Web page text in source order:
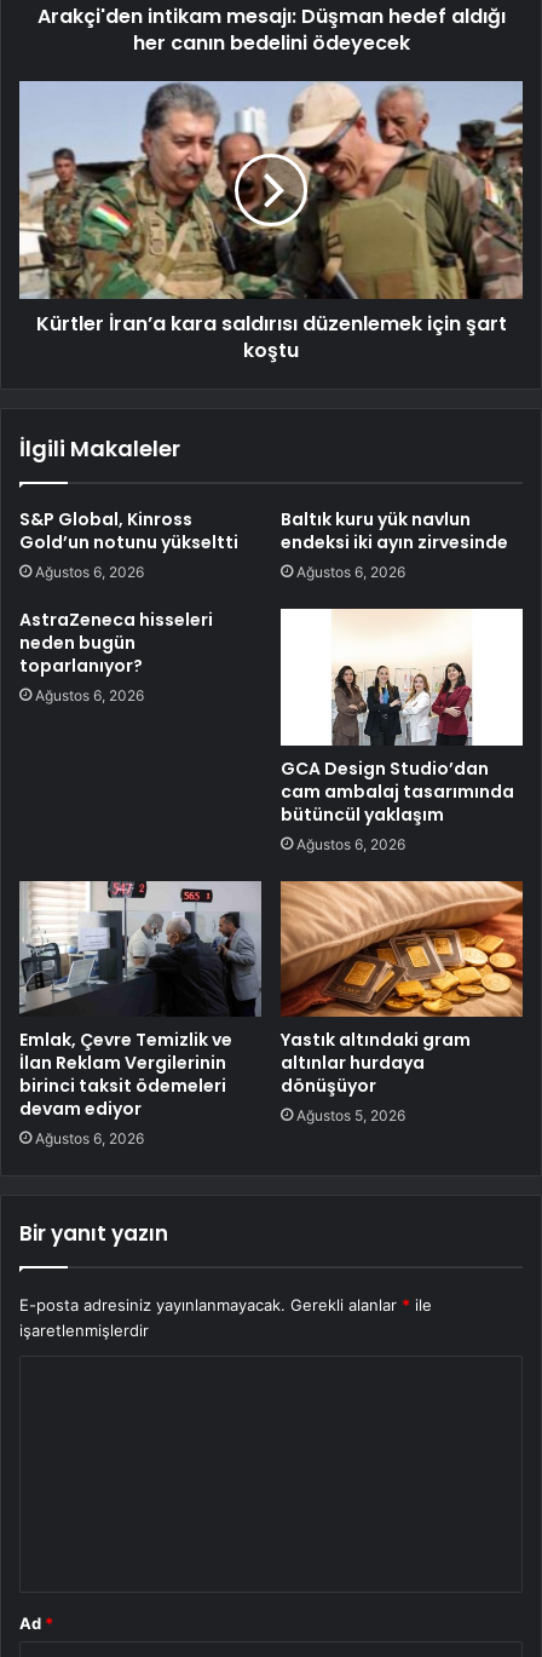
Arakçi'den intikam mesajı: Düşman hedef aldığı
her canın bedelini ödeyecek
Kürtler İran’a kara saldırısı düzenlemek için şart
koştu
İlgili Makaleler
S&P Global, Kinross
Gold’un notunu yükseltti
Ağustos 6, 2026
Baltık kuru yük navlun
endeksi iki ayın zirvesinde
Ağustos 6, 2026
AstraZeneca hisseleri
neden bugün
toparlanıyor?
Ağustos 6, 2026
GCA Design Studio’dan
cam ambalaj tasarımında
bütüncül yaklaşım
Ağustos 6, 2026
Emlak, Çevre Temizlik ve
İlan Reklam Vergilerinin
birinci taksit ödemeleri
devam ediyor
Ağustos 6, 2026
Yastık altındaki gram
altınlar hurdaya
dönüşüyor
Ağustos 5, 2026
Bir yanıt yazın
E-posta adresiniz yayınlanmayacak. Gerekli alanlar * ile
işaretlenmişlerdir
Ad *